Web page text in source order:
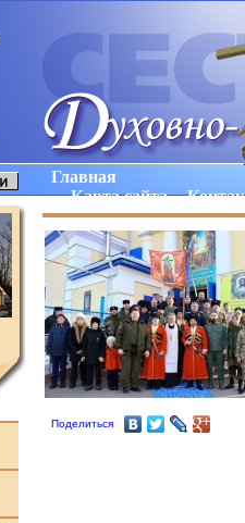
Главная
Карта сайта
Поделиться